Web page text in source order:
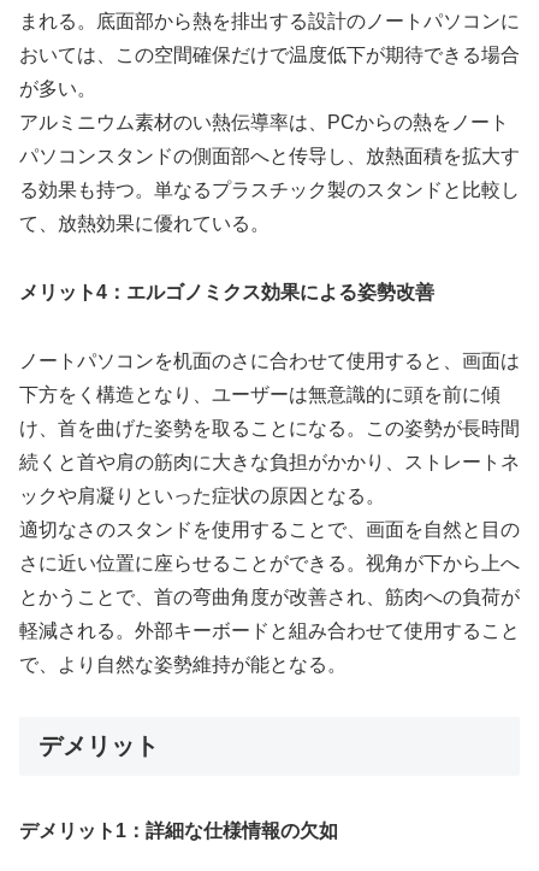
まれる。底面部から熱を排出する設計のノートパソコンに
おいては、この空間確保だけで温度低下が期待できる場合
が多い。
アルミニウム素材のい熱伝導率は、PCからの熱をノート
パソコンスタンドの側面部へと传导し、放熱面積を拡大す
る効果も持つ。単なるプラスチック製のスタンドと比較し
て、放熱効果に優れている。
メリット4：エルゴノミクス効果による姿勢改善
ノートパソコンを机面のさに合わせて使用すると、画面は
下方をく構造となり、ユーザーは無意識的に頭を前に傾
け、首を曲げた姿勢を取ることになる。この姿勢が長時間
続くと首や肩の筋肉に大きな負担がかかり、ストレートネ
ックや肩凝りといった症状の原因となる。
適切なさのスタンドを使用することで、画面を自然と目の
さに近い位置に座らせることができる。视角が下から上へ
とかうことで、首の弯曲角度が改善され、筋肉への負荷が
軽減される。外部キーボードと組み合わせて使用すること
で、より自然な姿勢維持が能となる。
デメリット
デメリット1：詳細な仕様情報の欠如